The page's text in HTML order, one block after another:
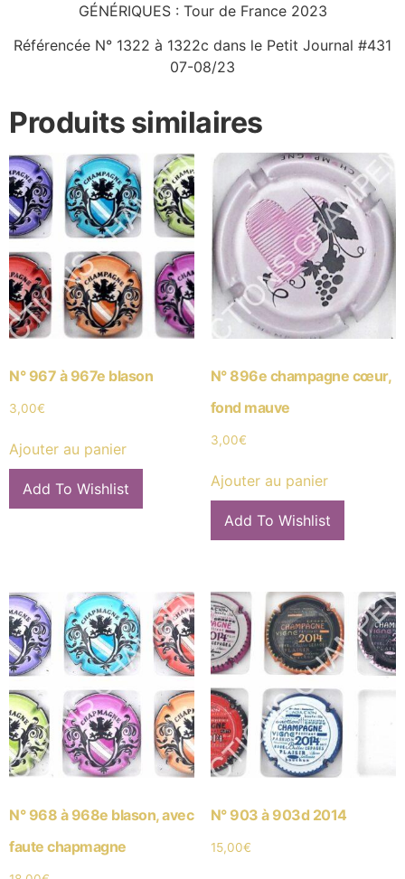
GÉNÉRIQUES : Tour de France 2023
Référencée N° 1322 à 1322c dans le Petit Journal #431
07-08/23
Produits similaires
N° 967 à 967e blason
3,00€
Ajouter au panier
Add To Wishlist
N° 896e champagne cœur,
fond mauve
3,00€
Ajouter au panier
Add To Wishlist
N° 968 à 968e blason, avec
faute chapmagne
N° 903 à 903d 2014
15,00€